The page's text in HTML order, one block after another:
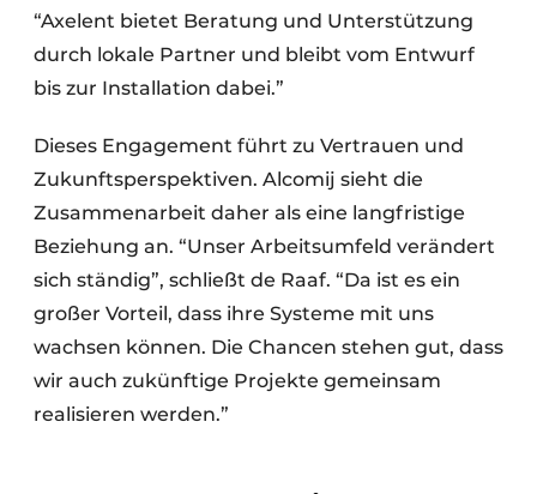
“Axelent bietet Beratung und Unterstützung
durch lokale Partner und bleibt vom Entwurf
bis zur Installation dabei.”
Dieses Engagement führt zu Vertrauen und
Zukunftsperspektiven. Alcomij sieht die
Zusammenarbeit daher als eine langfristige
Beziehung an. “Unser Arbeitsumfeld verändert
sich ständig”, schließt de Raaf. “Da ist es ein
großer Vorteil, dass ihre Systeme mit uns
wachsen können. Die Chancen stehen gut, dass
wir auch zukünftige Projekte gemeinsam
realisieren werden.”